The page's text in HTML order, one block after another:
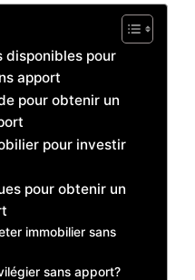
disponibles pour
apport
pour obtenir un
pour investir
pour obtenir un
immobilier sans
sans apport?